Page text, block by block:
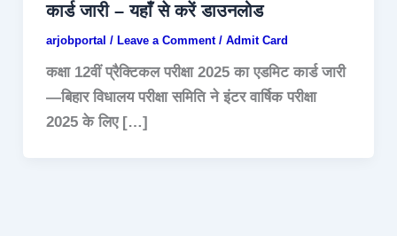
कार्ड जारी – यहाँ से करें डाउनलोड
arjobportal / Leave a Comment / Admit Card
कक्षा 12वीं प्रैक्टिकल परीक्षा 2025 का एडमिट कार्ड जारी
—बिहार विधालय परीक्षा समिति ने इंटर वार्षिक परीक्षा
2025 के लिए […]